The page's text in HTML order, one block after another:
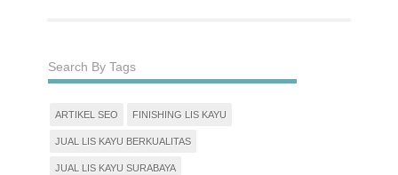
Search By Tags
ARTIKEL SEO FINISHING LIS KAYU
JUAL LIS KAYU BERKUALITAS
JUAL LIS KAYU SURABAYA